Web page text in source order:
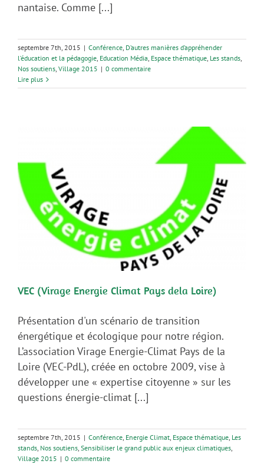
nantaise. Comme [...]
septembre 7th, 2015 | Conférence, D’autres manières d’appréhender
l’éducation et la pédagogie, Education Média, Espace thématique, Les stands,
Nos soutiens, Village 2015 | 0 commentaire
Lire plus
VEC (Virage Energie Climat Pays dela Loire)
Présentation d'un scénario de transition
énergétique et écologique pour notre région.
L’association Virage Energie-Climat Pays de la
Loire (VEC-PdL), créée en octobre 2009, vise à
développer une « expertise citoyenne » sur les
questions énergie-climat [...]
septembre 7th, 2015 | Conférence, Energie Climat, Espace thématique, Les
stands, Nos soutiens, Sensibiliser le grand public aux enjeux climatiques,
Village 2015 | 0 commentaire